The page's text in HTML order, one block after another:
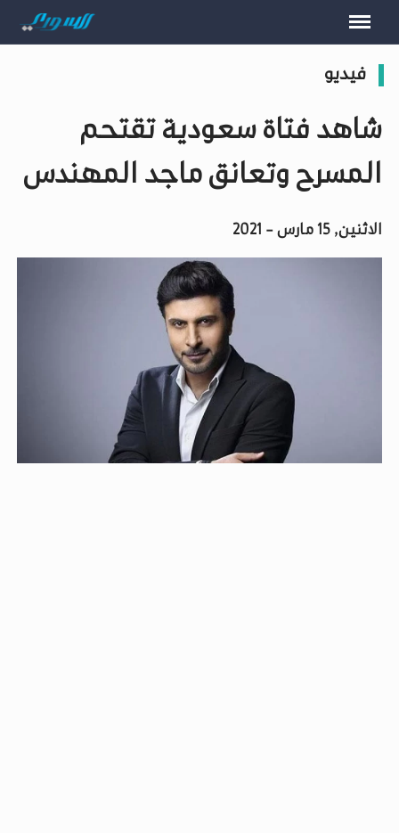
فيديو
شاهد فتاة سعودية تقتحم
المسرح وتعانق ماجد المهندس
الاثنين, 15 مارس - 2021